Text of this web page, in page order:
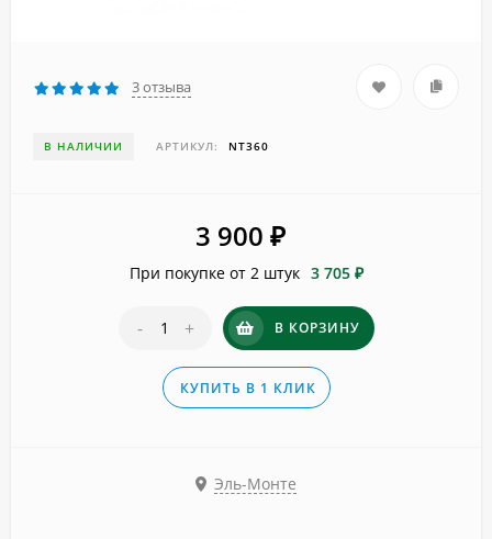
3 отзыва
В НАЛИЧИИ АРТИКУЛ: NT360
3 900 ₽
При покупке от 2 штук 3 705 ₽
- + В КОРЗИНУ
КУПИТЬ В 1 КЛИК
Эль-Монте